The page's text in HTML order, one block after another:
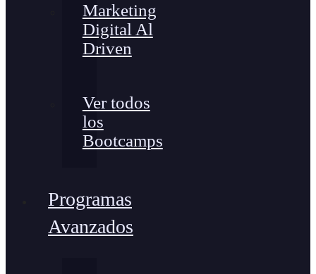
Marketing
Digital Al
Driven
Ver todos
los
Bootcamps
Programas
Avanzados